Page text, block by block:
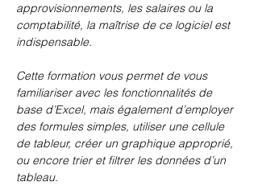
approvisionnements, les salaires ou la
comptabilité, la maîtrise de ce logiciel est
indispensable.
Cette formation vous permet de vous
familiariser avec les fonctionnalités de
base d’Excel, mais également d’employer
des formules simples, utiliser une cellule
de tableur, créer un graphique approprié,
ou encore trier et filtrer les données d’un
tableau.